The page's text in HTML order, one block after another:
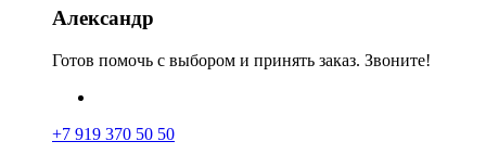
Александр
Готов помочь с выбором и принять заказ. Звоните!
+7 919 370 50 50